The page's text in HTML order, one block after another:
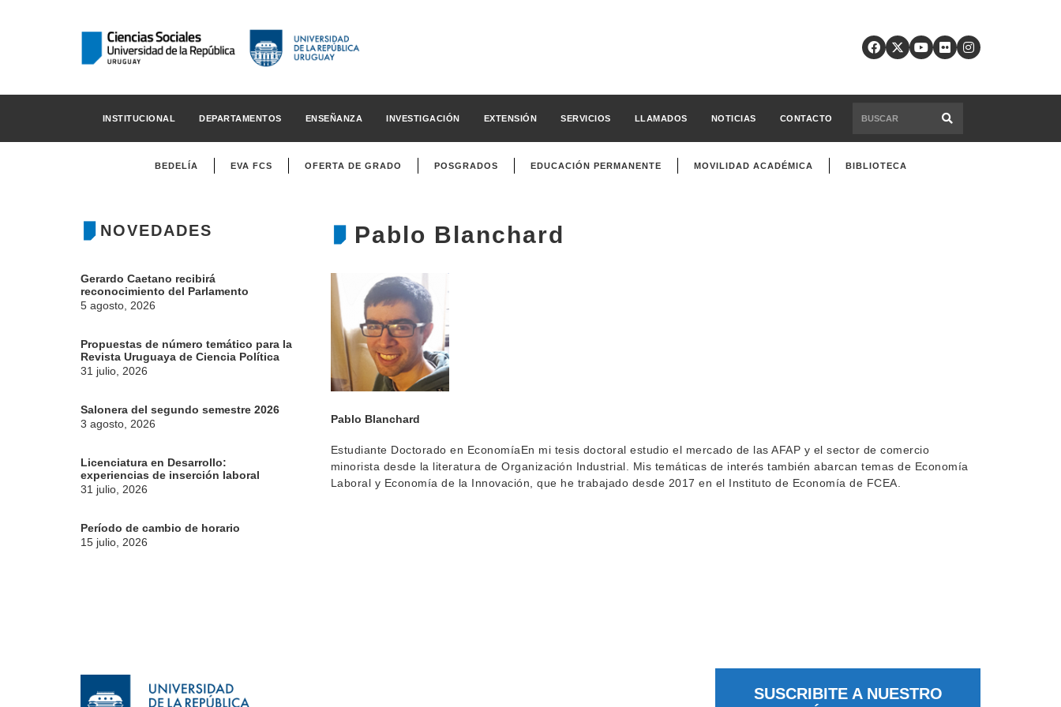
INSTITUCIONAL DEPARTAMENTOS ENSEÑANZA INVESTIGACIÓN EXTENSIÓN SERVICIOS LLAMADOS NOTICIAS CONTACTO
BEDELÍA EVA FCS OFERTA DE GRADO POSGRADOS EDUCACIÓN PERMANENTE MOVILIDAD ACADÉMICA BIBLIOTECA
NOVEDADES
Gerardo Caetano recibirá
reconocimiento del Parlamento
5 agosto, 2026
Propuestas de número temático para la
Revista Uruguaya de Ciencia Política
31 julio, 2026
Salonera del segundo semestre 2026
3 agosto, 2026
Licenciatura en Desarrollo:
experiencias de inserción laboral
31 julio, 2026
Período de cambio de horario
15 julio, 2026
Pablo Blanchard
Pablo Blanchard
Estudiante Doctorado en EconomíaEn mi tesis doctoral estudio el mercado de las AFAP y el sector de comercio
minorista desde la literatura de Organización Industrial. Mis temáticas de interés también abarcan temas de Economía
Laboral y Economía de la Innovación, que he trabajado desde 2017 en el Instituto de Economía de FCEA.
SUSCRIBITE A NUESTRO